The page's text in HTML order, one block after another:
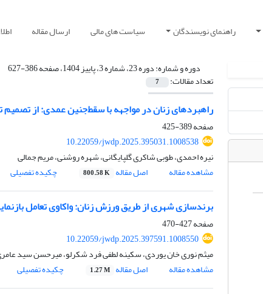
راهنمای نویسندگان سیاست های مالی ارسال مقاله
دوره و شماره:دوره 23، شماره 3، پاییز 1404، صفحه 386-627
تعداد مقالات: 7
راهبردهای زنان در مواجهه با سقط‌جنین عمدی: از تصمیم
صفحه389-425
10.22059/jwdp.2025.395031.1008538
نیره احمدی، طوبی شاکری گلپایگانی، شهره روشنی، مریم جمالی
مشاهده مقاله
اصل مقاله 800.58 K چکیده تفصیلی
برندسازی شهری از طریق ورزش زنان: واکاوی تعامل
صفحه427-470
10.22059/jwdp.2025.397591.1008550
میثم نوری خان یوردی، سکینه لطفی فرد شکرلو، میرحسن سید
مشاهده مقاله
اصل مقاله 1.27 M چکیده تفصیلی